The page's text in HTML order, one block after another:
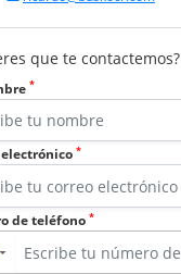
que te contactemos?
*
*
de teléfono *
▼